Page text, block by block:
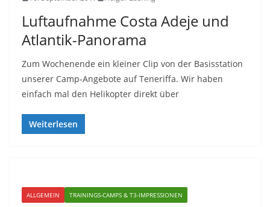
Luftaufnahme Costa Adeje und
Atlantik-Panorama
Zum Wochenende ein kleiner Clip von der Basisstation
unserer Camp-Angebote auf Teneriffa. Wir haben
einfach mal den Helikopter direkt über
Weiterlesen
ALLGEMEIN TRAININGS-CAMPS & T3-IMPRESSIONEN